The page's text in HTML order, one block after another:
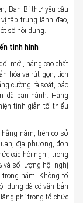
Ban Bí thư yêu cầu
tập trung lãnh đạo,
số nội dung.
tình hình
mới, nâng cao chất
hóa và rút gọn, tích
cường rà soát, bảo
đã ban hành. Hằng
tinh giản tối thiểu
năm, trên cơ sở
địa phương, đơn
các hội nghị; trong
và số lượng hội nghị
năm. Không tổ
dung đã có văn bản
phí trong tổ chức